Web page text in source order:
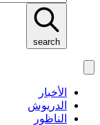
search
الأخبار
الدريوش
الناظور